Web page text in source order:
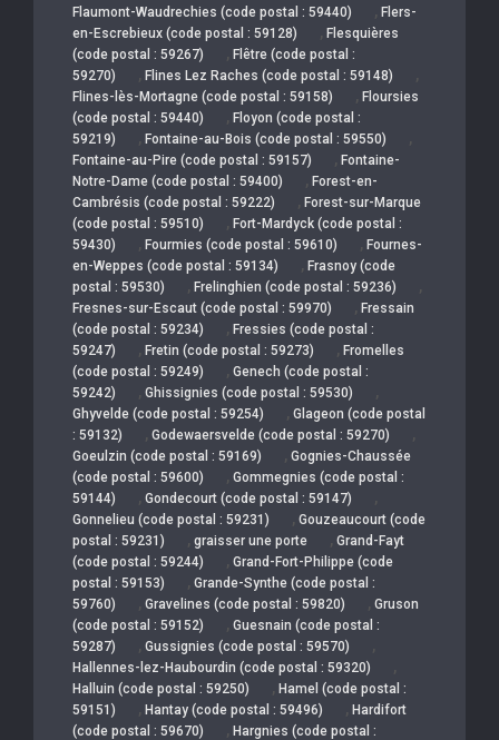
Flaumont-Waudrechies (code postal : 59440) , Flers-
en-Escrebieux (code postal : 59128)
, Flesquières
(code postal : 59267)
, Flêtre (code postal :
59270)
, Flines Lez Raches (code postal : 59148) ,
Flines-lès-Mortagne (code postal : 59158) , Floursies
(code postal : 59440)
, Floyon (code postal :
59219)
, Fontaine-au-Bois (code postal : 59550) ,
Fontaine-au-Pire (code postal : 59157) , Fontaine-
Notre-Dame (code postal : 59400)
, Forest-en-
Cambrésis (code postal : 59222)
, Forest-sur-Marque
(code postal : 59510)
, Fort-Mardyck (code postal :
59430)
, Fourmies (code postal : 59610) , Fournes-
en-Weppes (code postal : 59134)
, Frasnoy (code
postal : 59530)
, Frelinghien (code postal : 59236) ,
Fresnes-sur-Escaut (code postal : 59970) , Fressain
(code postal : 59234)
, Fressies (code postal :
59247)
, Fretin (code postal : 59273) , Fromelles
(code postal : 59249)
, Genech (code postal :
59242)
, Ghissignies (code postal : 59530) ,
Ghyvelde (code postal : 59254) , Glageon (code postal
: 59132)
, Godewaersvelde (code postal : 59270) ,
Goeulzin (code postal : 59169) , Gognies-Chaussée
(code postal : 59600)
, Gommegnies (code postal :
59144)
, Gondecourt (code postal : 59147) ,
Gonnelieu (code postal : 59231) , Gouzeaucourt (code
postal : 59231)
, graisser une porte , Grand-Fayt
(code postal : 59244)
, Grand-Fort-Philippe (code
postal : 59153)
, Grande-Synthe (code postal :
59760)
, Gravelines (code postal : 59820) , Gruson
(code postal : 59152)
, Guesnain (code postal :
59287)
, Gussignies (code postal : 59570) ,
Hallennes-lez-Haubourdin (code postal : 59320) ,
Halluin (code postal : 59250) , Hamel (code postal :
59151)
, Hantay (code postal : 59496) , Hardifort
(code postal : 59670)
, Hargnies (code postal :